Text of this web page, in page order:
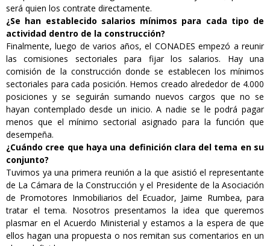
será quien los contrate directamente.
¿Se han establecido salarios mínimos para cada tipo de
actividad dentro de la construcción?
Finalmente, luego de varios años, el CONADES empezó a reunir
las comisiones sectoriales para fijar los salarios. Hay una
comisión de la construcción donde se establecen los mínimos
sectoriales para cada posición. Hemos creado alrededor de 4.000
posiciones y se seguirán sumando nuevos cargos que no se
hayan contemplado desde un inicio. A nadie se le podrá pagar
menos que el mínimo sectorial asignado para la función que
desempeña.
¿Cuándo cree que haya una definición clara del tema en su
conjunto?
Tuvimos ya una primera reunión a la que asistió el representante
de La Cámara de la Construcción y el Presidente de la Asociación
de Promotores Inmobiliarios del Ecuador, Jaime Rumbea, para
tratar el tema. Nosotros presentamos la idea que queremos
plasmar en el Acuerdo Ministerial y estamos a la espera de que
ellos hagan una propuesta o nos remitan sus comentarios en un